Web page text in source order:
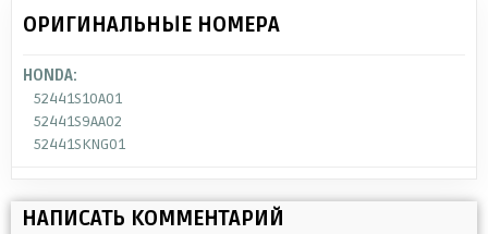
ОРИГИНАЛЬНЫЕ НОМЕРА
HONDA:
52441S10A01
52441S9AA02
52441SKNG01
НАПИСАТЬ КОММЕНТАРИЙ